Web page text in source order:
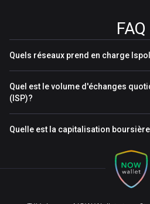
FAQ
Quels réseaux prend en charge
Quel est le volume d'échanges
(ISP)?
Quelle est la capitalisation